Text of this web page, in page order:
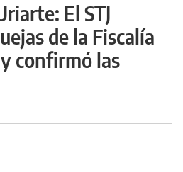
El STJ
de la Fiscalía
confirmó las